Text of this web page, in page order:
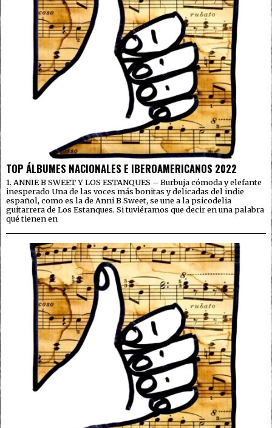
TOP ÁLBUMES NACIONALES E IBEROAMERICANOS 2022
1. ANNIE B SWEET Y LOS ESTANQUES – Burbuja cómoda y elefante
inesperado Una de las voces más bonitas y delicadas del indie
español, como es la de Anni B Sweet, se une a la psicodelia
guitarrera de Los Estanques. Si tuviéramos que decir en una palabra
qué tienen en